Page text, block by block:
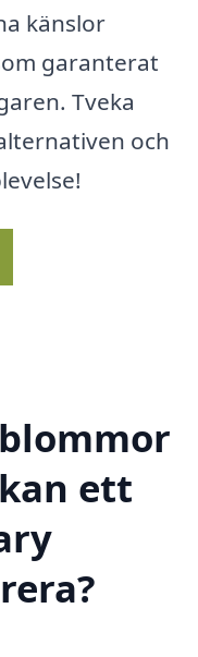
känslor
garanterat
Tveka
och
ett